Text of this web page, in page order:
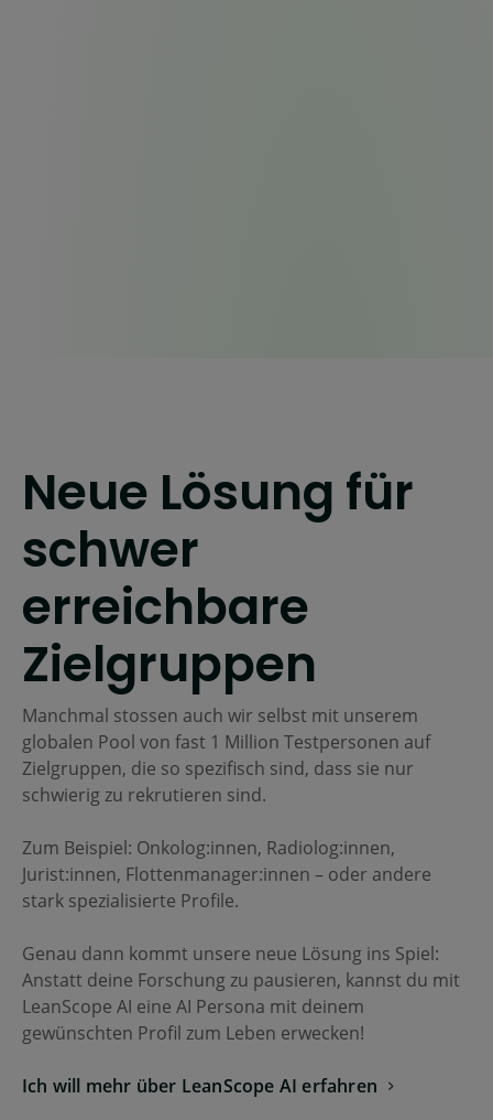
Neue Lösung für
schwer
erreichbare
Zielgruppen
Manchmal stossen auch wir selbst mit unserem
globalen Pool von fast 1 Million Testpersonen auf
Zielgruppen, die so spezifisch sind, dass sie nur
schwierig zu rekrutieren sind.
Zum Beispiel: Onkolog:innen, Radiolog:innen,
Jurist:innen, Flottenmanager:innen – oder andere
stark spezialisierte Profile.
Genau dann kommt unsere neue Lösung ins Spiel:
Anstatt deine Forschung zu pausieren, kannst du mit
LeanScope AI eine AI Persona mit deinem
gewünschten Profil zum Leben erwecken!
Ich will mehr über LeanScope AI erfahren